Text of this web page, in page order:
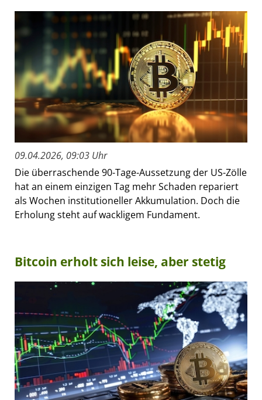
09.04.2026, 09:03 Uhr
Die überraschende 90-Tage-Aussetzung der US-Zölle
hat an einem einzigen Tag mehr Schaden repariert
als Wochen institutioneller Akkumulation. Doch die
Erholung steht auf wackligem Fundament.
Bitcoin erholt sich leise, aber stetig